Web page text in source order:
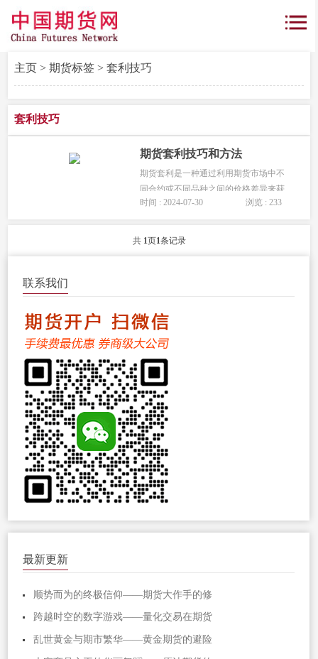
主页> 期货标签> 套利技巧
套利技巧
期货套利技巧和方法
期货套利是一种通过利用期货市场中不
同合约或不同品种之间的价格差异来获
取利润的交易策略。...
时间 : 2024-07-30 浏览 : 233
共 1页1条记录
联系我们
最新更新
顺势而为的终极信仰——期货大作手的修
跨越时空的数字游戏——量化交易在期货
乱世黄金与期市繁华——黄金期货的避险